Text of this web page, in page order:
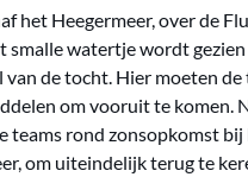
het Heegermeer, over de
smalle watertje wordt
de tocht. Hier moeten de
om vooruit te komen.
teams rond zonsopkomst bij
om uiteindelijk terug te